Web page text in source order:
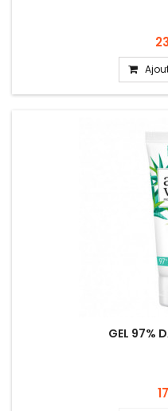
GEL 97%